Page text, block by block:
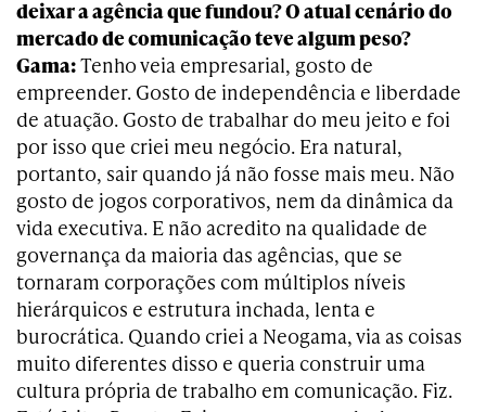
deixar a agência que fundou? O atual cenário do
mercado de comunicação teve algum peso?
Gama:Tenho veia empresarial, gosto de
empreender. Gosto de independência e liberdade
de atuação. Gosto de trabalhar do meu jeito e foi
por isso que criei meu negócio. Era natural,
portanto, sair quando já não fosse mais meu. Não
gosto de jogos corporativos, nem da dinâmica da
vida executiva. E não acredito na qualidade de
governança da maioria das agências, que se
tornaram corporações com múltiplos níveis
hierárquicos e estrutura inchada, lenta e
burocrática. Quando criei a Neogama, via as coisas
muito diferentes disso e queria construir uma
cultura própria de trabalho em comunicação. Fiz.